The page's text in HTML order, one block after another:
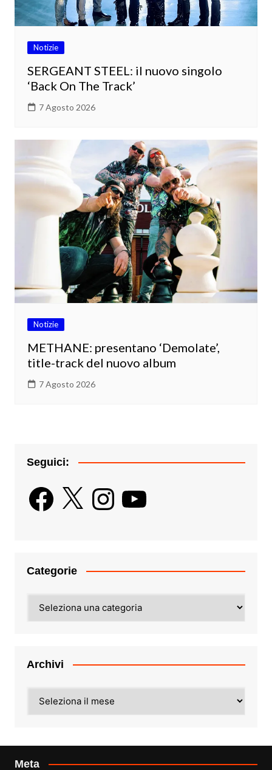
Notizie
SERGEANT STEEL: il nuovo singolo
‘Back On The Track’
7 Agosto 2026
Notizie
METHANE: presentano ‘Demolate’,
title-track del nuovo album
7 Agosto 2026
Seguici:
Facebook
X InstagramYouTube
Categorie
Archivi
Meta